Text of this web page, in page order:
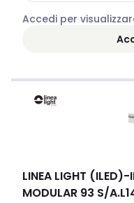
Accedi per
LINEA LIGHT (ILED)-
MODULAR 93 S/